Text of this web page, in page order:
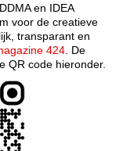
en IDEA
voor de creatieve
transparant en
424 . De
QR code hieronder.